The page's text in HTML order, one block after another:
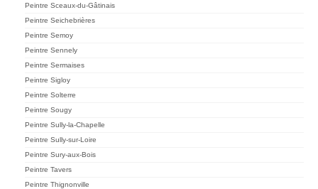
Peintre Sceaux-du-Gâtinais
Peintre Seichebrières
Peintre Semoy
Peintre Sennely
Peintre Sermaises
Peintre Sigloy
Peintre Solterre
Peintre Sougy
Peintre Sully-la-Chapelle
Peintre Sully-sur-Loire
Peintre Sury-aux-Bois
Peintre Tavers
Peintre Thignonville